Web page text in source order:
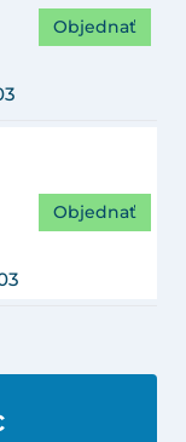
Objednať
Objednať